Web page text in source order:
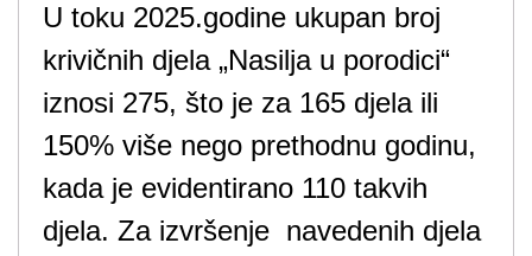
U toku 2025.godine ukupan broj
krivičnih djela „Nasilja u porodici“
iznosi 275, što je za 165 djela ili
150% više nego prethodnu godinu,
kada je evidentirano 110 takvih
djela. Za izvršenje navedenih djela